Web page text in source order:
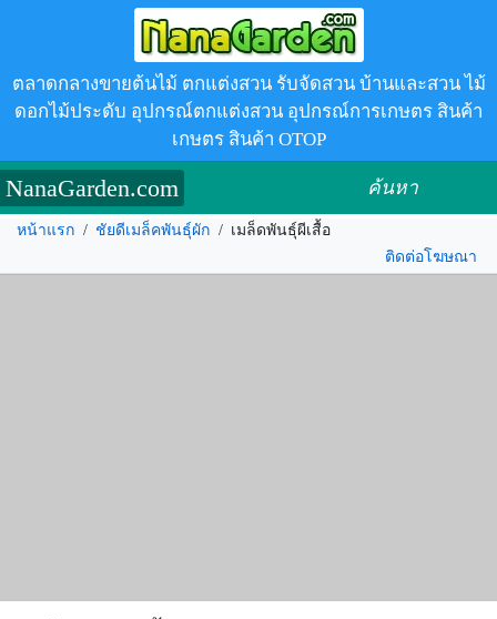
ตลาดกลางขายต้นไม้ ตกแต่งสวน รับจัดสวน บ้านและสวน ไม้
ดอกไม้ประดับ อุปกรณ์ตกแต่งสวน อุปกรณ์การเกษตร สินค้า
เกษตร สินค้า OTOP
NanaGarden.com ค้นหา
หน้าแรก / ชัยดีเมล็คพันธุ์ผัก / เมล็ดพันธุ์ผีเสื้อ
ติดต่อโฆษณา